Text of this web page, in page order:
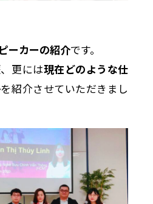
ーカーの紹介です。
、更には現在どのような仕
を紹介させていただきまし